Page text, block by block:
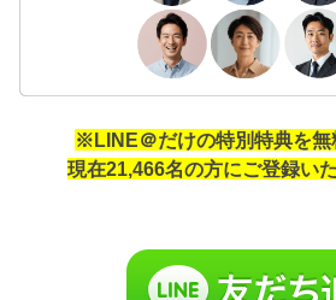
※LINE＠だけの特別特典を無
現在21,466名の方にご登録い